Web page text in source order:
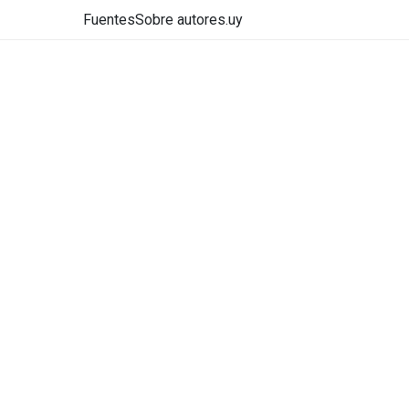
FuentesSobre autores.uy